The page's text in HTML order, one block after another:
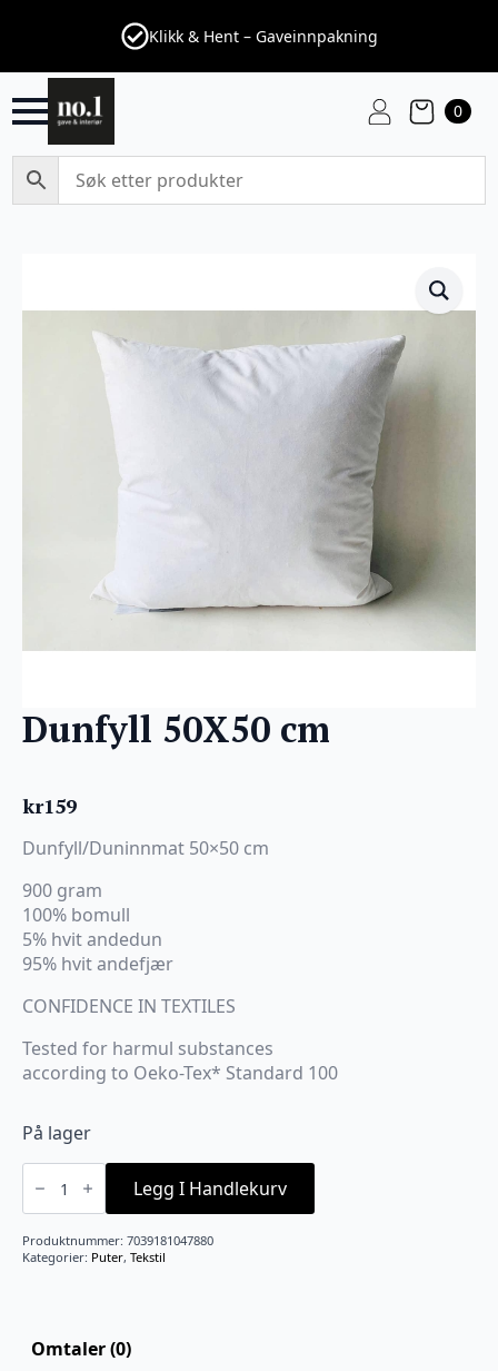
Klikk & Hent – Gaveinnpakning
0
Dunfyll 50X50 cm
kr159
Dunfyll/Duninnmat 50×50 cm
900 gram
100% bomull
5% hvit andedun
95% hvit andefjær
CONFIDENCE IN TEXTILES
Tested for harmul substances
according to Oeko-Tex* Standard 100
På lager
Dunfyll
50X50
antall
Legg I Handlekurv
Produktnummer: 7039181047880
Kategorier: Puter, Tekstil
Omtaler (0)